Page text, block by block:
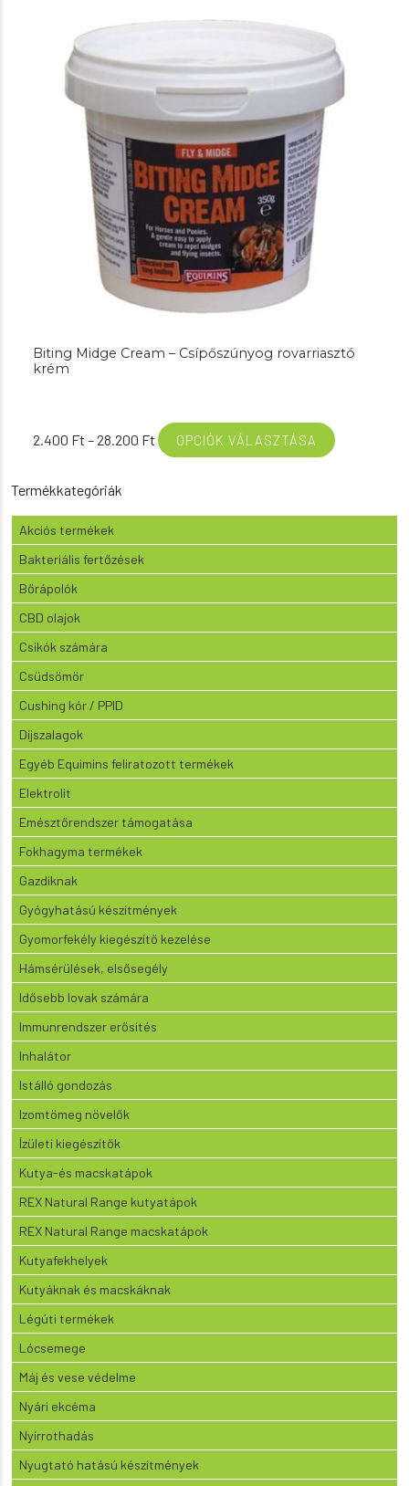
Biting Midge Cream – Csípőszúnyog rovarriasztó
krém
2.400 Ft – 28.200 Ft Ártartomány:
2.400 Ft
OPCIÓK VÁLASZTÁSA
Termékkategóriák
Akciós termékek
Bakteriális fertőzések
Bőrápolók
CBD olajok
Csikók számára
Csüdsömör
Cushing kór / PPID
Díjszalagok
Egyéb Equimins feliratozott termékek
Elektrolit
Emésztőrendszer támogatása
Fokhagyma termékek
Gazdiknak
Gyógyhatású készítmények
Gyomorfekély kiegészítő kezelése
Hámsérülések, elsősegély
Idősebb lovak számára
Immunrendszer erősítés
Inhalátor
Istálló gondozás
Izomtömeg növelők
Ízületi kiegészítők
Kutya-és macskatápok
REX Natural Range kutyatápok
REX Natural Range macskatápok
Kutyafekhelyek
Kutyáknak és macskáknak
Légúti termékek
Lócsemege
Máj és vese védelme
Nyári ekcéma
Nyírrothadás
Nyugtató hatású készítmények